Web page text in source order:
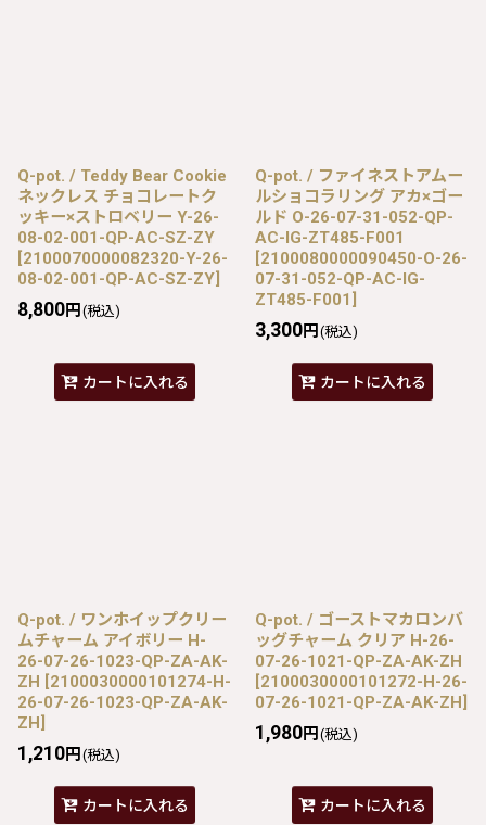
Q-pot. / Teddy Bear Cookie
ネックレス チョコレートク
ッキー×ストロベリー Y-26-
08-02-001-QP-AC-SZ-ZY
[2100070000082320-Y-26-
08-02-001-QP-AC-SZ-ZY]
8,800円 (税込)
カートに入れる
Q-pot. / ファイネストアムー
ルショコラリング アカ×ゴー
ルド O-26-07-31-052-QP-
AC-IG-ZT485-F001
[2100080000090450-O-26-
07-31-052-QP-AC-IG-
ZT485-F001 ]
3,300円 (税込)
カートに入れる
Q-pot. / ワンホイップクリー
ムチャーム アイボリー H-
26-07-26-1023-QP-ZA-AK-
ZH [2100030000101274-H-
26-07-26-1023-QP-ZA-AK-
ZH]
1,210円 (税込)
カートに入れる
Q-pot. / ゴーストマカロンバ
ッグチャーム クリア H-26-
07-26-1021-QP-ZA-AK-ZH
[2100030000101272-H-26-
07-26-1021-QP-ZA-AK-ZH]
1,980円 (税込)
カートに入れる